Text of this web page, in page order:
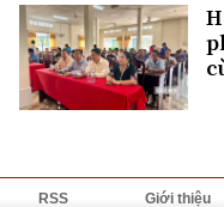
RSS Giới thiệu